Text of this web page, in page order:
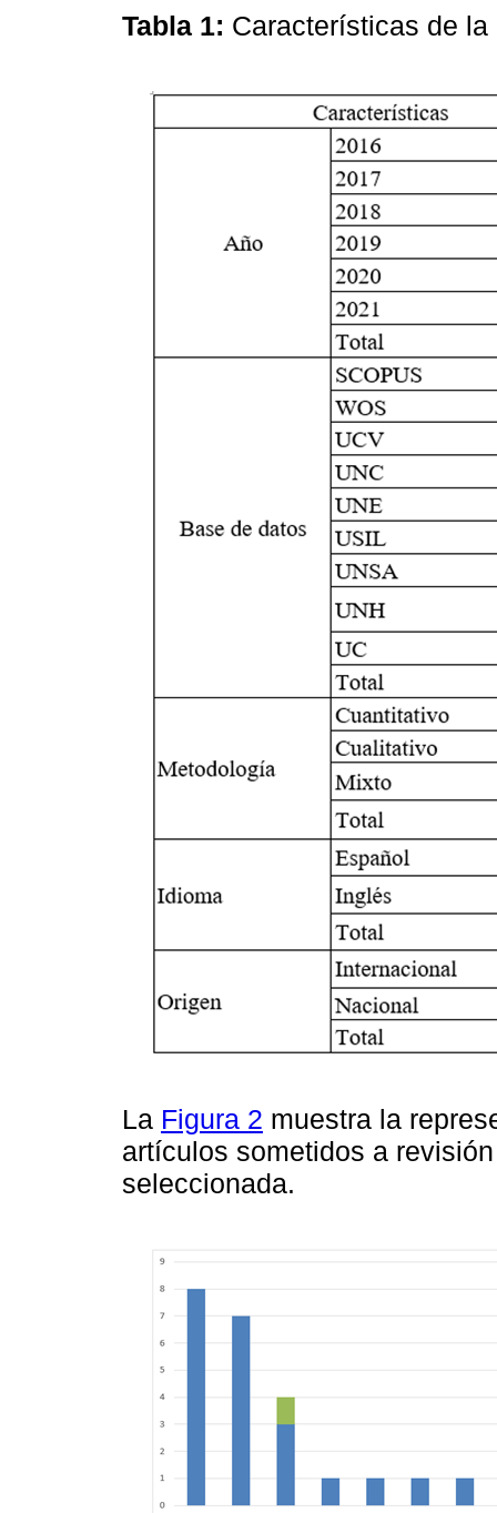
Tabla 1: Características de
La Figura 2 muestra la
artículos sometidos a
seleccionada.